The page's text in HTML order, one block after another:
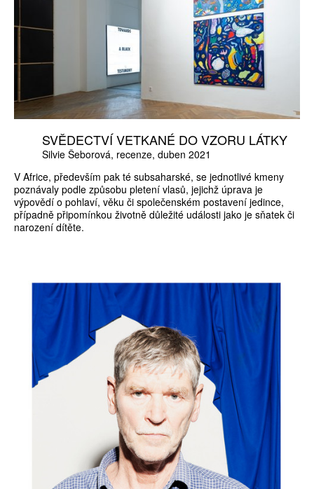
SVĚDECTVÍ VETKANÉ DO VZORU LÁTKY
Silvie Šeborová recenze duben 2021
V Africe, především pak té subsaharské, se jednotlivé kmeny
poznávaly podle způsobu pletení vlasů, jejichž úprava je
výpovědí o pohlaví, věku či společenském postavení jedince,
případně připomínkou životně důležité události jako je sňatek či
narození dítěte.